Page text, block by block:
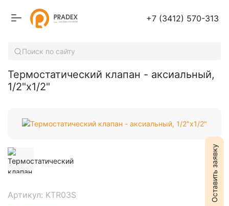
Поиск по сайту
+7 (3412) 570-313
Термостатический клапан - аксиальный,
1/2"х1/2"
Артикул: KTR03S
Оставить заявку